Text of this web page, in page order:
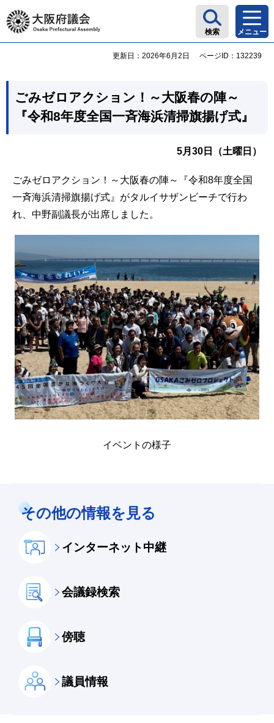
大阪府議会
検索 メニュー
更新日：2026年6月2日 ページID：132239
ごみゼロアクション！～大阪春の陣～
『令和8年度全国一斉海浜清掃旗揚げ式』
5月30日（土曜日）
ごみゼロアクション！～大阪春の陣～『令和8年度全国
一斉海浜清掃旗揚げ式』がタルイサザンビーチで行わ
れ、中野副議長が出席しました。
イベントの様子
その他の情報を見る
インターネット中継
会議録検索
傍聴
議員情報